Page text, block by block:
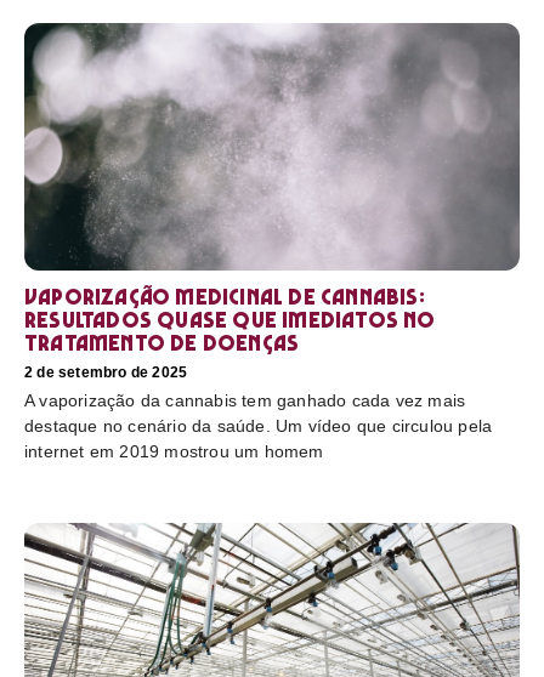
Vaporização medicinal de cannabis:
resultados quase que imediatos no
tratamento de doenças
2 de setembro de 2025
A vaporização da cannabis tem ganhado cada vez mais
destaque no cenário da saúde. Um vídeo que circulou pela
internet em 2019 mostrou um homem